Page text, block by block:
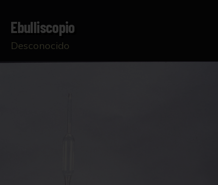
Ebulliscopio
Desconocido